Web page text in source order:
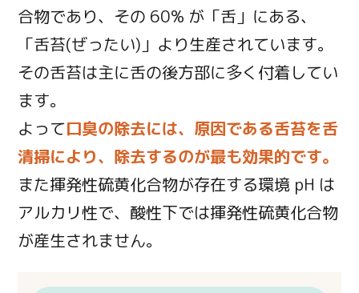
合物であり、その 60% が「舌」にある、
「舌苔(ぜったい)」より生産されています。
その舌苔は主に舌の後方部に多く付着してい
ます。
よって口臭の除去には、原因である舌苔を舌
清掃により、除去するのが最も効果的です。
また揮発性硫黄化合物が存在する環境 pH は
アルカリ性で、酸性下では揮発性硫黄化合物
が産生されません。